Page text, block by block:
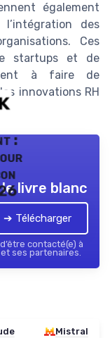
également
des
Ces
startups et de
à faire de
innovations RH
:
livre blanc
➔ Télécharger
contacté(e) à
et ses partenaires.
Mistral